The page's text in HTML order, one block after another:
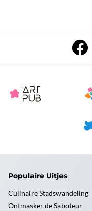
Populaire Uitjes
Culinaire Stadswandeling
Ontmasker de Saboteur